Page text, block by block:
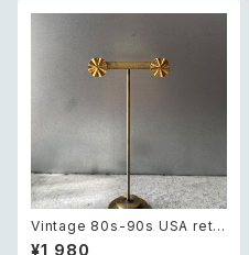
Vintage 80s-90s USA retr
o sun design pierce レトロ
¥1,980